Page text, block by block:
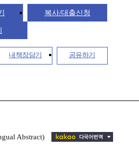
복사/대출신청
내책장담기 공유하기
Abstract)